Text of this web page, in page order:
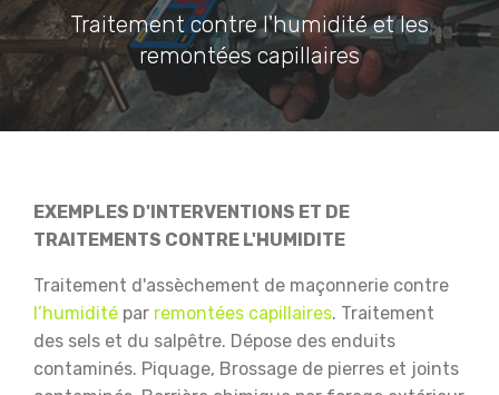
Traitement contre l'humidité et les
remontées capillaires
EXEMPLES D'INTERVENTIONS ET DE
TRAITEMENTS CONTRE L'HUMIDITE
Traitement d'assèchement de maçonnerie contre
l’humidité par remontées capillaires. Traitement
des sels et du salpêtre. Dépose des enduits
contaminés. Piquage, Brossage de pierres et joints